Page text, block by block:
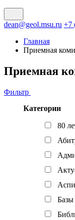
dean@geol.msu.ru +7
Главная
Приемная
Приемная
Фильтр
Категории
80